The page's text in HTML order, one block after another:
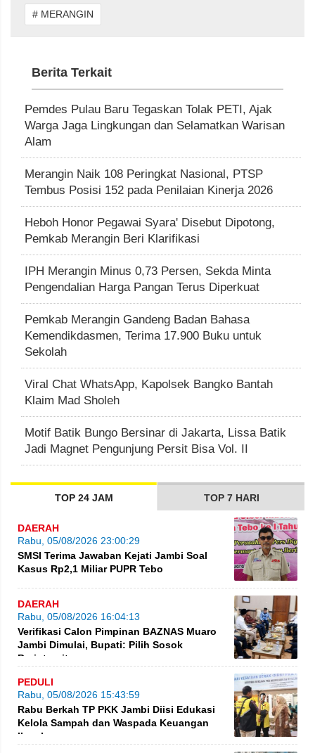
# MERANGIN
Berita Terkait
Pemdes Pulau Baru Tegaskan Tolak PETI, Ajak
Warga Jaga Lingkungan dan Selamatkan Warisan
Alam
Merangin Naik 108 Peringkat Nasional, PTSP
Tembus Posisi 152 pada Penilaian Kinerja 2026
Heboh Honor Pegawai Syara' Disebut Dipotong,
Pemkab Merangin Beri Klarifikasi
IPH Merangin Minus 0,73 Persen, Sekda Minta
Pengendalian Harga Pangan Terus Diperkuat
Pemkab Merangin Gandeng Badan Bahasa
Kemendikdasmen, Terima 17.900 Buku untuk
Sekolah
Viral Chat WhatsApp, Kapolsek Bangko Bantah
Klaim Mad Sholeh
Motif Batik Bungo Bersinar di Jakarta, Lissa Batik
Jadi Magnet Pengunjung Persit Bisa Vol. II
TOP 24 JAM TOP 7 HARI
DAERAH
Rabu, 05/08/2026 23:00:29
SMSI Terima Jawaban Kejati Jambi Soal
Kasus Rp2,1 Miliar PUPR Tebo
DAERAH
Rabu, 05/08/2026 16:04:13
Verifikasi Calon Pimpinan BAZNAS Muaro
Jambi Dimulai, Bupati: Pilih Sosok
Berintegritas
PEDULI
Rabu, 05/08/2026 15:43:59
Rabu Berkah TP PKK Jambi Diisi Edukasi
Kelola Sampah dan Waspada Keuangan
Ilegal